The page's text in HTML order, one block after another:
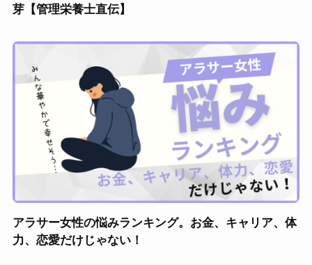
芽【管理栄養士直伝】
アラサー女性の悩みランキング。お金、キャリア、体
力、恋愛だけじゃない！